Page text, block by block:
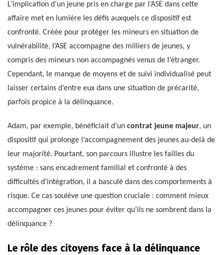
L’implication d’un jeune pris en charge par l’ASE dans cette
affaire met en lumière les défis auxquels ce dispositif est
confronté. Créée pour protéger les mineurs en situation de
vulnérabilité, l’ASE accompagne des milliers de jeunes, y
compris des mineurs non accompagnés venus de l’étranger.
Cependant, le manque de moyens et de suivi individualisé peut
laisser certains d’entre eux dans une situation de précarité,
parfois propice à la délinquance.
Adam, par exemple, bénéficiait d’un contrat jeune majeur, un
dispositif qui prolonge l’accompagnement des jeunes au-delà de
leur majorité. Pourtant, son parcours illustre les failles du
système : sans encadrement familial et confronté à des
difficultés d’intégration, il a basculé dans des comportements à
risque. Ce cas soulève une question cruciale : comment mieux
accompagner ces jeunes pour éviter qu’ils ne sombrent dans la
délinquance ?
Le rôle des citoyens face à la délinquance